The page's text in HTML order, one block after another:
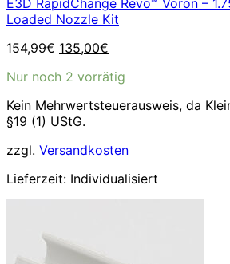
E3D RapidChange Revo™ Voron –
Loaded Nozzle Kit
154,99€ Ursprünglicher
war:
135,00€
ist:
Nur noch 2 vorrätig
Kein Mehrwertsteuerausweis, da
§19 (1) UStG.
zzgl. Versandkosten
Lieferzeit: Individualisiert